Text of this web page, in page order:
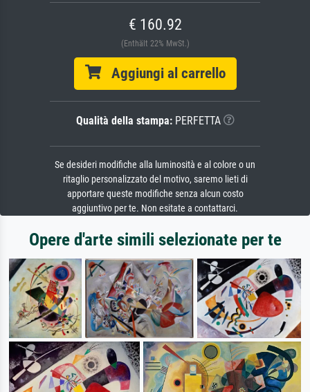
€ 160.92
(Enthält 22% MwSt.)
Aggiungi al carrello
Qualità della stampa:PERFETTA
Se desideri modifiche alla luminosità e al colore o un
ritaglio personalizzato del motivo, saremo lieti di
apportare queste modifiche senza alcun costo
aggiuntivo per te. Non esitate a contattarci.
Opere d'arte simili selezionate per te